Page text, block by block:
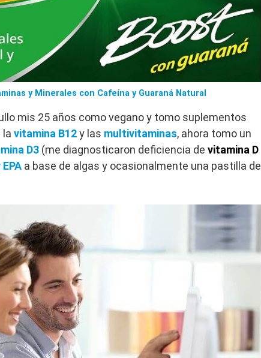
y Minerales con Cafeína y Guaraná Natural
mis 25 años como vegano y tomo suplementos
la vitamina B12y las multivitaminas, ahora tomo un
D3 (me diagnosticaron deficiencia de vitamina D
a base de algas y ocasionalmente una pastilla de